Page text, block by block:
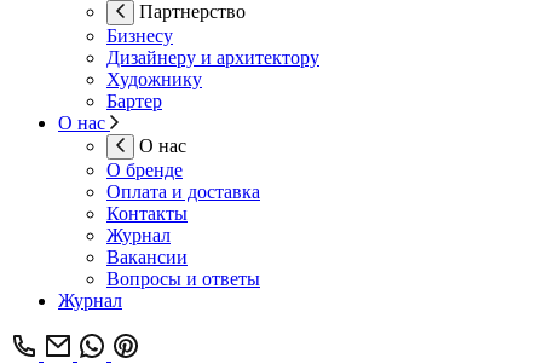
Партнерство
Бизнесу
Дизайнеру и архитектору
Художнику
Бартер
О нас
О нас
О бренде
Оплата и доставка
Контакты
Журнал
Вакансии
Вопросы и ответы
Журнал